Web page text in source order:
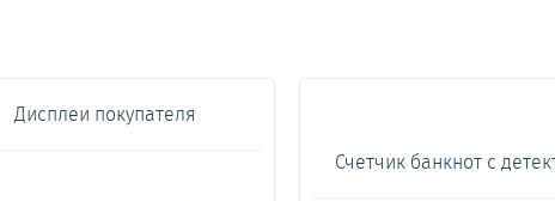
Дисплеи покупателя
Счетчик банкнот с